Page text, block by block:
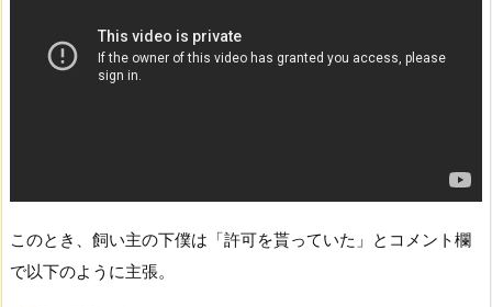
このとき、飼い主の下僕は「許可を貰っていた」とコメント欄
で以下のように主張。